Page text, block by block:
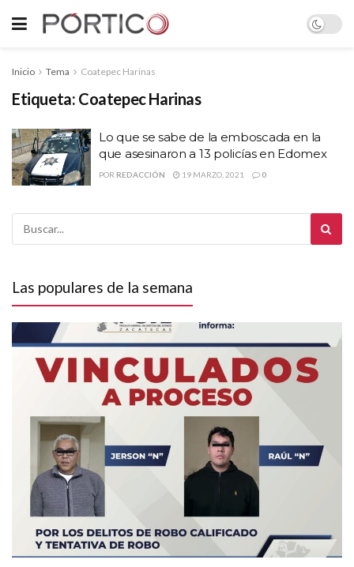
Inicio Tema Coatepec Harinas
Etiqueta: Coatepec Harinas
Lo que se sabe de la emboscada en la
que asesinaron a 13 policías en Edomex
POR REDACCIÓN 19 MARZO, 2021 0
Las populares de la semana